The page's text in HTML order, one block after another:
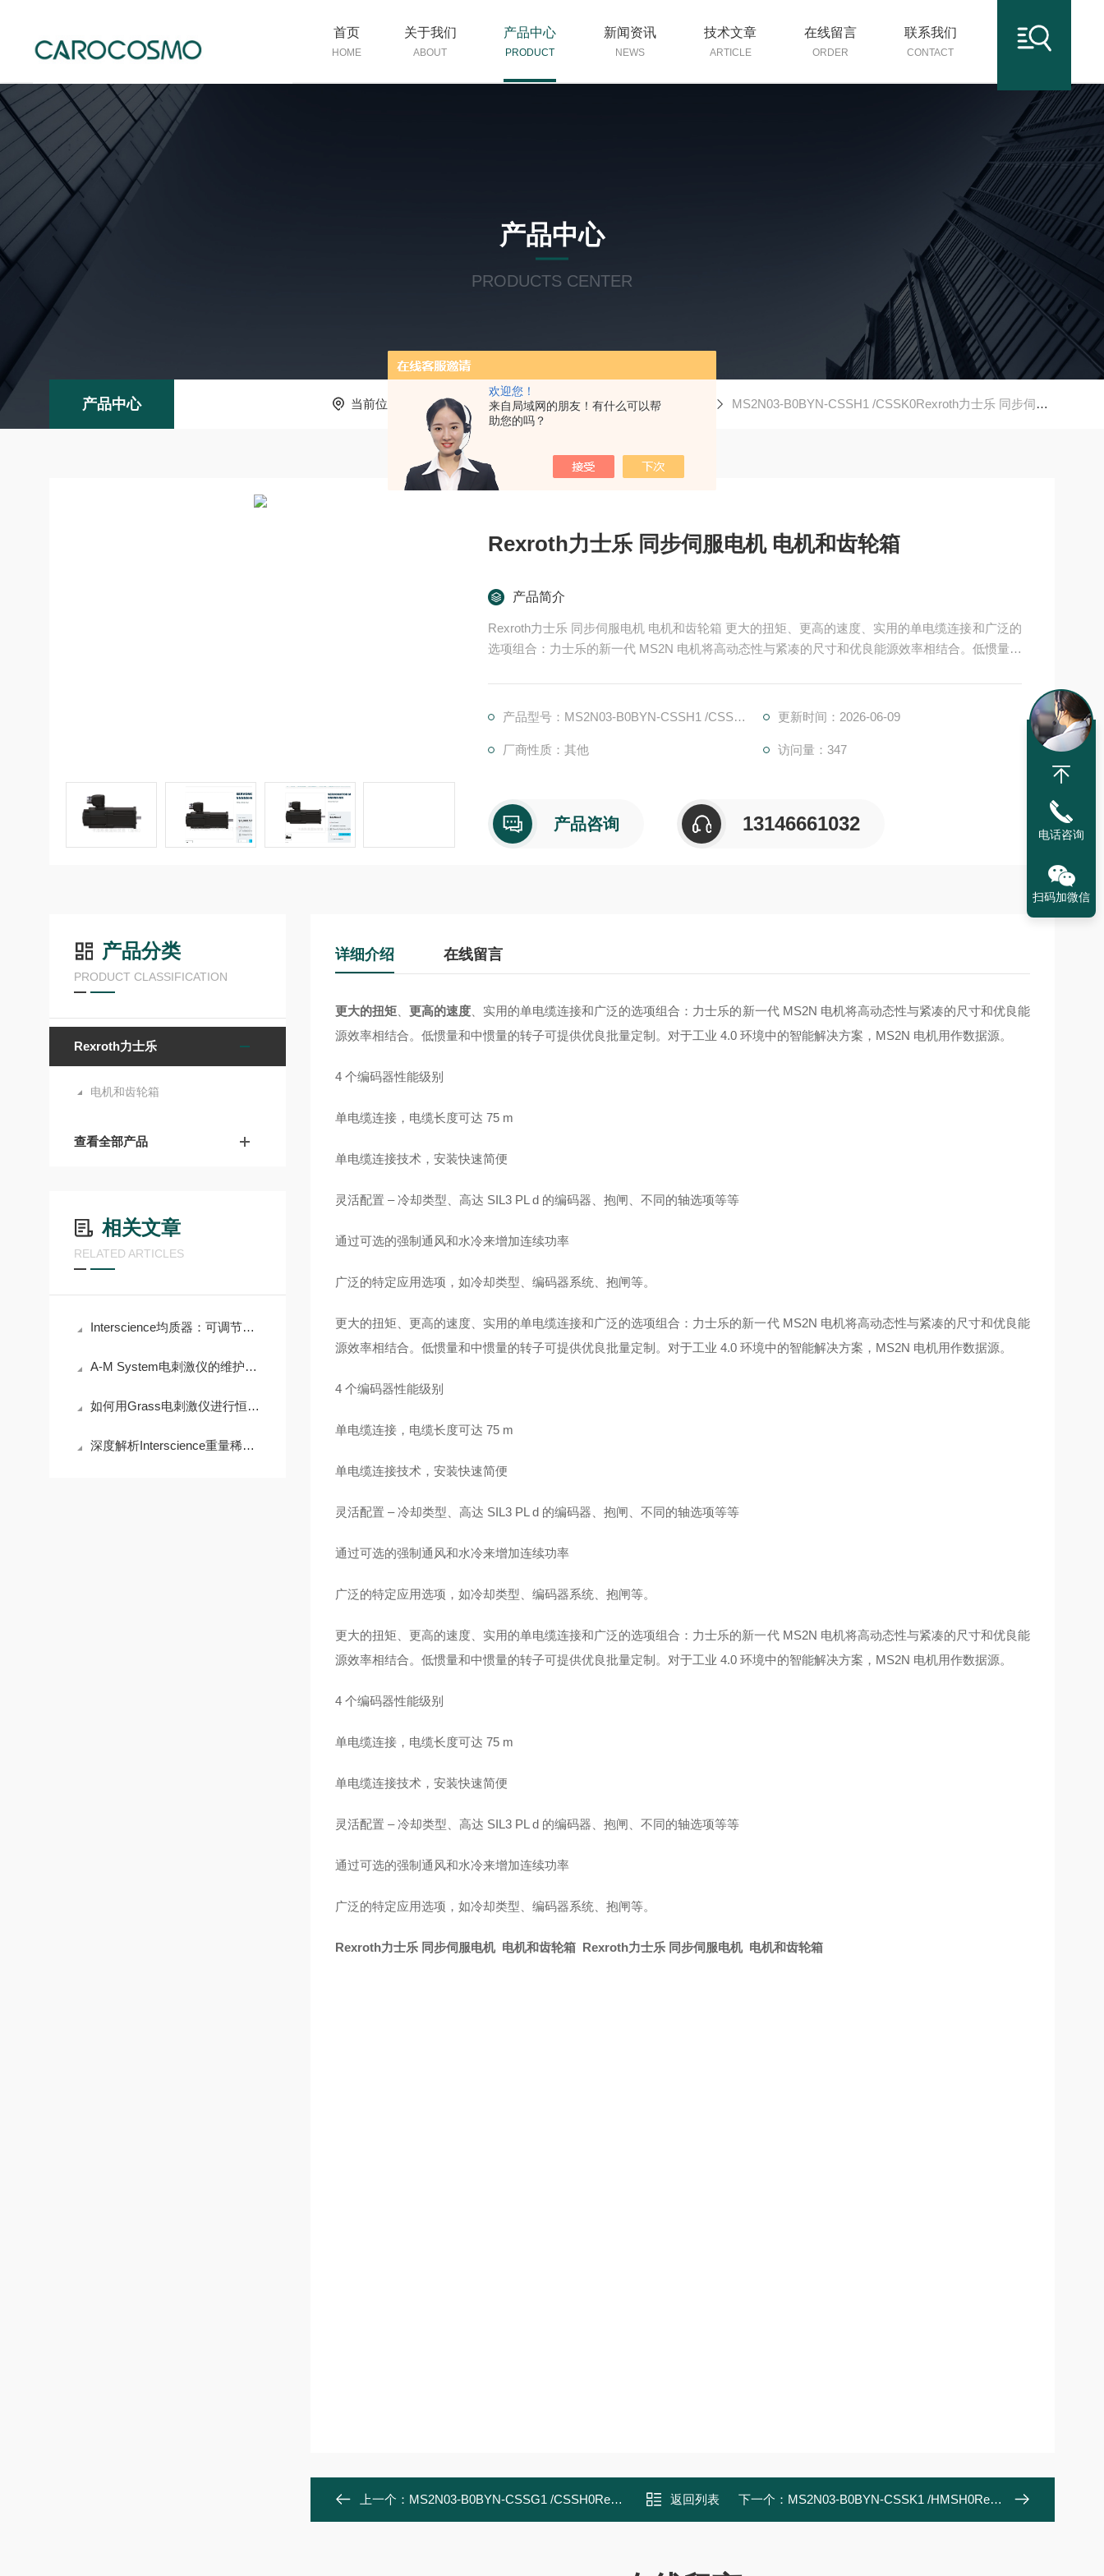
欢迎您！
来自局域网的朋友！有什么可以帮
助您的吗？
首页
HOME
关于我们
ABOUT
产品中心
PRODUCT
新闻资讯
NEWS
技术文章
ARTICLE
在线留言
ORDER
联系我们
CONTACT
产品中心
PRODUCTS CENTER
产品中心 当前位置： 首页 产品中心 Rexroth力士乐 电机和齿轮箱 MS2N03-B0BYN-CSSH1 /CSSK0Rexroth力士乐 同步伺服电机 电机和齿轮箱
Rexroth力士乐 同步伺服电机 电机和齿轮箱
产品简介
Rexroth力士乐 同步伺服电机 电机和齿轮箱 更大的扭矩、更高的速度、实用的单电缆连接和广泛的
选项组合：力士乐的新一代 MS2N 电机将高动态性与紧凑的尺寸和优良能源效率相结合。低惯量和
产品型号：MS2N03-B0BYN-CSSH1 /CSSK0
更新时间：2026-06-09
厂商性质：其他 访问量：347
产品咨询 13146661032
产品分类
PRODUCT CLASSIFICATION
Rexroth力士乐
电机和齿轮箱
查看全部产品
相关文章
RELATED ARTICLES
Interscience均质器：可调节均质时间和力度，满足多样需求
A-M System电刺激仪的维护与保养需要注意哪些事项？
如何用Grass电刺激仪进行恒流/恒压刺激？
深度解析Interscience重量稀释器的高精度称重与稀释功能
详细介绍 在线留言
更大的扭矩、 更高的速度、实用的单电缆连接和广泛的选项组合：力士乐的新一代 MS2N 电机将高动态性与紧凑的尺寸和优良能
源效率相结合。低惯量和中惯量的转子可提供优良批量定制。对于工业 4.0 环境中的智能解决方案，MS2N 电机用作数据源。
4 个编码器性能级别
单电缆连接，电缆长度可达 75 m
单电缆连接技术，安装快速简便
灵活配置 – 冷却类型、高达 SIL3 PL d 的编码器、抱闸、不同的轴选项等等
通过可选的强制通风和水冷来增加连续功率
广泛的特定应用选项，如冷却类型、编码器系统、抱闸等。
更大的扭矩、更高的速度、实用的单电缆连接和广泛的选项组合：力士乐的新一代 MS2N 电机将高动态性与紧凑的尺寸和优良能
源效率相结合。低惯量和中惯量的转子可提供优良批量定制。对于工业 4.0 环境中的智能解决方案，MS2N 电机用作数据源。
4 个编码器性能级别
单电缆连接，电缆长度可达 75 m
单电缆连接技术，安装快速简便
灵活配置 – 冷却类型、高达 SIL3 PL d 的编码器、抱闸、不同的轴选项等等
通过可选的强制通风和水冷来增加连续功率
广泛的特定应用选项，如冷却类型、编码器系统、抱闸等。
更大的扭矩、更高的速度、实用的单电缆连接和广泛的选项组合：力士乐的新一代 MS2N 电机将高动态性与紧凑的尺寸和优良能
源效率相结合。低惯量和中惯量的转子可提供优良批量定制。对于工业 4.0 环境中的智能解决方案，MS2N 电机用作数据源。
4 个编码器性能级别
单电缆连接，电缆长度可达 75 m
单电缆连接技术，安装快速简便
灵活配置 – 冷却类型、高达 SIL3 PL d 的编码器、抱闸、不同的轴选项等等
通过可选的强制通风和水冷来增加连续功率
广泛的特定应用选项，如冷却类型、编码器系统、抱闸等。
Rexroth力士乐 同步伺服电机 电机和齿轮箱 Rexroth力士乐 同步伺服电机 电机和齿轮箱
上一个： MS2N03-B0BYN-CSSG1 /CSSH0Rexroth力士乐 同步伺服电机 电机和齿轮箱 返回列表 下一个： MS2N03-B0BYN-CSSK1 /HMSH0Rexroth力士乐 同步伺服电机 电机和齿轮箱
电话咨询
扫码加微信